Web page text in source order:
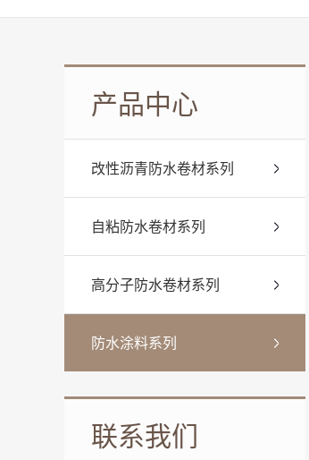
产品中心
改性沥青防水卷材系列
自粘防水卷材系列
高分子防水卷材系列
防水涂料系列
联系我们